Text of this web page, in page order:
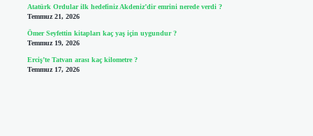
Atatürk Ordular ilk hedefiniz Akdeniz’dir emrini nerede verdi ?
Temmuz 21, 2026
Ömer Seyfettin kitapları kaç yaş için uygundur ?
Temmuz 19, 2026
Erciş’te Tatvan arası kaç kilometre ?
Temmuz 17, 2026